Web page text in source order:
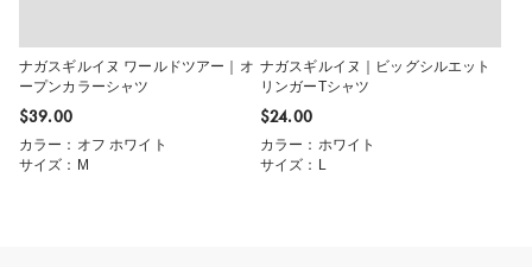
ナガスギルイヌ ワールドツアー｜オ
ープンカラーシャツ
$‌39.00
カラー：オフ ホワイト
サイズ：M
ナガスギルイヌ｜ビッグシルエット
リンガーTシャツ
$‌24.00
カラー：ホワイト
サイズ：L